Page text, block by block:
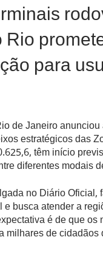
Rio
para
de Janeiro
estratégicos das
têm início
diferentes modais
no Diário Oficial,
busca atender a
é de que
milhares de